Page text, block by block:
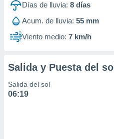
Días de lluvia: 8 días
Acum. de lluvia: 55 mm
Viento medio: 7 km/h
Salida y Puesta del sol
Salida del sol
06:19